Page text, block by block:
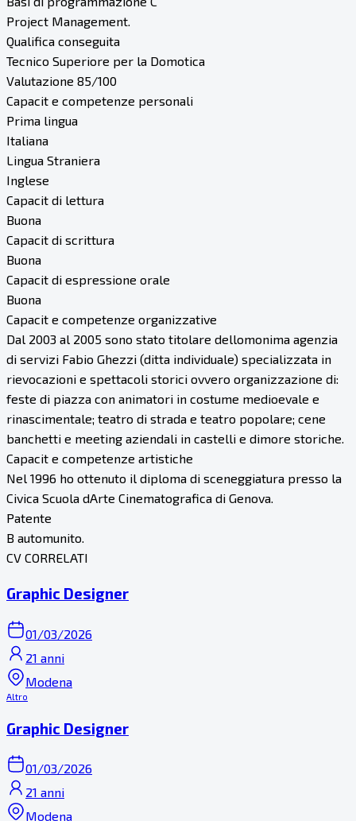
Project Management.
Qualifica conseguita
Tecnico Superiore per la Domotica
Valutazione 85/100
Capacit e competenze personali
Prima lingua
Italiana
Lingua Straniera
Inglese
Capacit di lettura
Buona
Capacit di scrittura
Buona
Capacit di espressione orale
Buona
Capacit e competenze organizzative
Dal 2003 al 2005 sono stato titolare dellomonima agenzia
di servizi Fabio Ghezzi (ditta individuale) specializzata in
rievocazioni e spettacoli storici ovvero organizzazione di:
feste di piazza con animatori in costume medioevale e
rinascimentale; teatro di strada e teatro popolare; cene
banchetti e meeting aziendali in castelli e dimore storiche.
Capacit e competenze artistiche
Nel 1996 ho ottenuto il diploma di sceneggiatura presso la
Civica Scuola dArte Cinematografica di Genova.
Patente
B automunito.
CV CORRELATI
Graphic Designer
01/03/2026
21 anni
Modena
Altro
Graphic Designer
01/03/2026
21 anni
Modena